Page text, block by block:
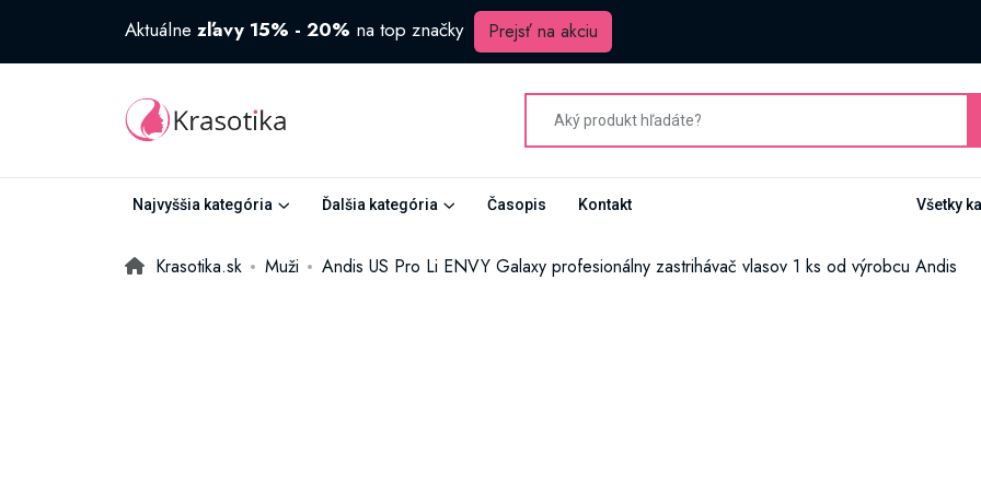
Aktuálne zľavy 15% - 20% na top značky Prejsť na akciu
Najvyššia kategória Ďalšia kategória Časopis Kontakt Všetky
Krasotika.sk Muži Andis US Pro Li ENVY Galaxy profesionálny zastrihávač vlasov 1 ks od výrobcu Andis